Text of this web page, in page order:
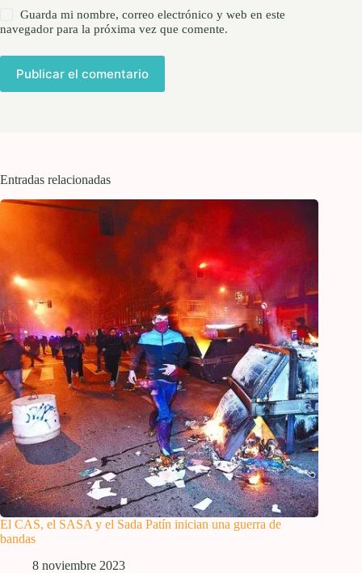
Guarda mi nombre, correo electrónico y web en este
navegador para la próxima vez que comente.
Publicar el comentario
Entradas relacionadas
El CAS, el SASA y el Sada Patín inician una guerra de
bandas
8 noviembre 2023